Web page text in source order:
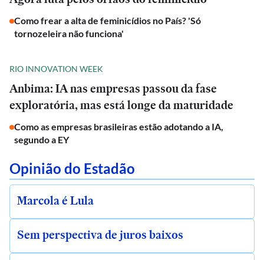
Como frear a alta de feminicídios no País? 'Só
tornozeleira não funciona'
RIO INNOVATION WEEK
Anbima: IA nas empresas passou da fase
exploratória, mas está longe da maturidade
Como as empresas brasileiras estão adotando a IA,
segundo a EY
Opinião do Estadão
Marcola é Lula
Sem perspectiva de juros baixos